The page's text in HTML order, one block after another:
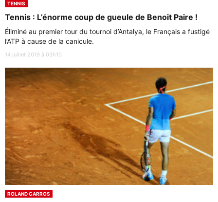
TENNIS
Tennis : L’énorme coup de gueule de Benoit Paire !
Éliminé au premier tour du tournoi d’Antalya, le Français a fustigé
l’ATP à cause de la canicule.
14 juillet 2019 à 03h10
ROLAND GARROS